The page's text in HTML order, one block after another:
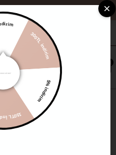
0
İndirim
300TL indirim
5% indirim